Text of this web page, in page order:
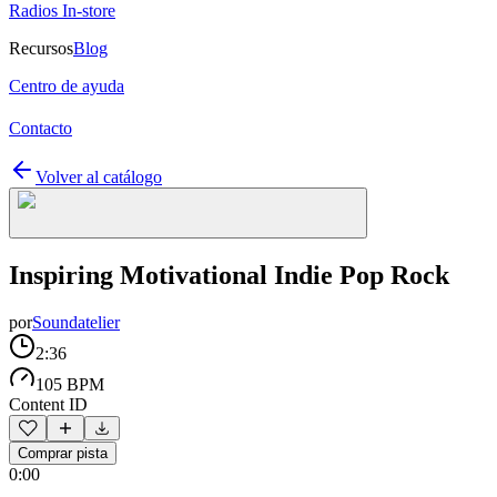
Radios In-store
RecursosBlog
Centro de ayuda
Contacto
Volver al catálogo
Inspiring Motivational Indie Pop Rock
porSoundatelier
2:36
105 BPM
Content ID
Comprar pista
0:00